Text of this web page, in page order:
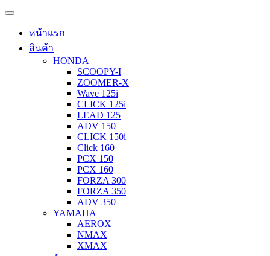
หน้าแรก
สินค้า
HONDA
SCOOPY-I
ZOOMER-X
Wave 125i
CLICK 125i
LEAD 125
ADV 150
CLICK 150i
Click 160
PCX 150
PCX 160
FORZA 300
FORZA 350
ADV 350
YAMAHA
AEROX
NMAX
XMAX